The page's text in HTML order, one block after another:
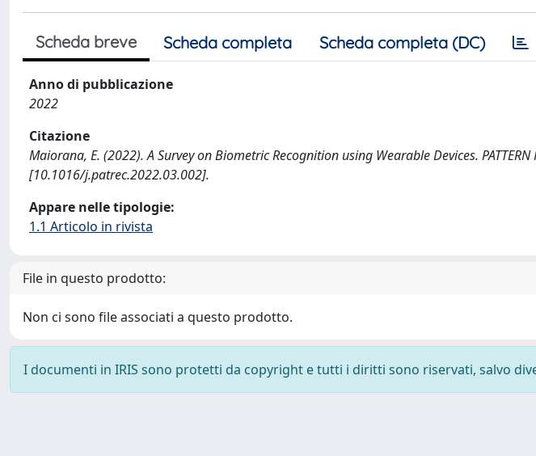
Scheda breve Scheda completa Scheda completa (DC)
Anno di pubblicazione
2022
Citazione
Maiorana, E. (2022). A Survey on Biometric Recognition using Wearable Devices. PATTERN
[10.1016/j.patrec.2022.03.002].
Appare nelle tipologie:
1.1 Articolo in rivista
File in questo prodotto:
Non ci sono file associati a questo prodotto.
I documenti in IRIS sono protetti da copyright e tutti i diritti sono riservati, salvo